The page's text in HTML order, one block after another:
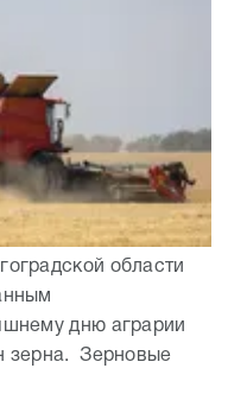
области
дню аграрии
зерна. Зерновые